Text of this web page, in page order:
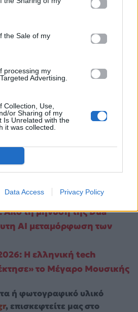
the Sale of my
processing my
Advertising.
Collection, Use,
or Sharing of my
Is Unrelated with the
it was collected.
Data Access Privacy Policy
Από τη μήνυση της Dua
AI μεταμόρφωση των
Η ελληνική tech
το Μέγαρο Μουσικής
ή φωτογραφικό υλικό
, επισκεφτείτε μας στο